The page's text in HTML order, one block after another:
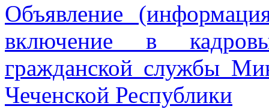
Объявление
включение в
гражданской службы
Чеченской Республики